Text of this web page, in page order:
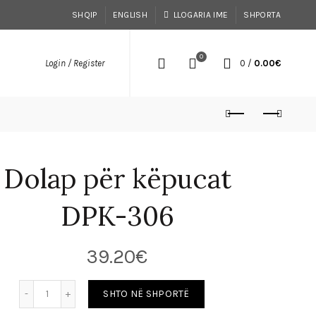
SHQIP ENGLISH LLOGARIA IME SHPORTA
Login / Register
0
0 / 0.00€
Dolap për këpucat
DPK-306
39.20€
SHTO NË SHPORTË